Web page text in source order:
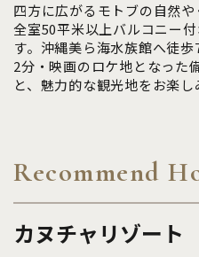
四方に広がるモトブの自然や
全室50平米以上バルコニー
す。沖縄美ら海水族館へ徒
2分・映画のロケ地となった
と、魅力的な観光地をお楽し
Recommend
カヌチャリゾート